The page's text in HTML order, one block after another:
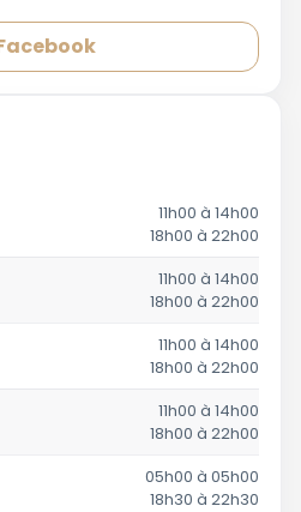
11h00 à 14h00
18h00 à 22h00
11h00 à 14h00
18h00 à 22h00
11h00 à 14h00
18h00 à 22h00
11h00 à 14h00
18h00 à 22h00
05h00 à 05h00
18h30 à 22h30